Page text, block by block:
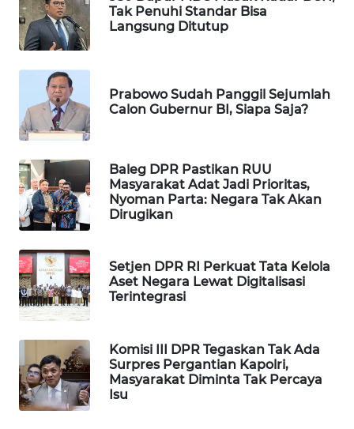
Tak Penuhi Standar Bisa
Langsung Ditutup
Prabowo Sudah Panggil Sejumlah
Calon Gubernur BI, Siapa Saja?
Baleg DPR Pastikan RUU
Masyarakat Adat Jadi Prioritas,
Nyoman Parta: Negara Tak Akan
Dirugikan
Setjen DPR RI Perkuat Tata Kelola
Aset Negara Lewat Digitalisasi
Terintegrasi
Komisi III DPR Tegaskan Tak Ada
Surpres Pergantian Kapolri,
Masyarakat Diminta Tak Percaya
Isu
SIBARAGAS
NEWS
METRO
SIANTAR
NEWS
MEDAN
NEWS
METRO
JAKARTA
NEWS
KRT
NEWS
KARING
NEWS